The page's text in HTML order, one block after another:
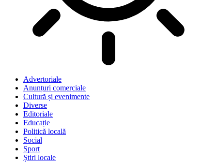
Advertoriale
Anunțuri comerciale
Cultură și evenimente
Diverse
Editoriale
Educație
Politică locală
Social
Sport
Știri locale